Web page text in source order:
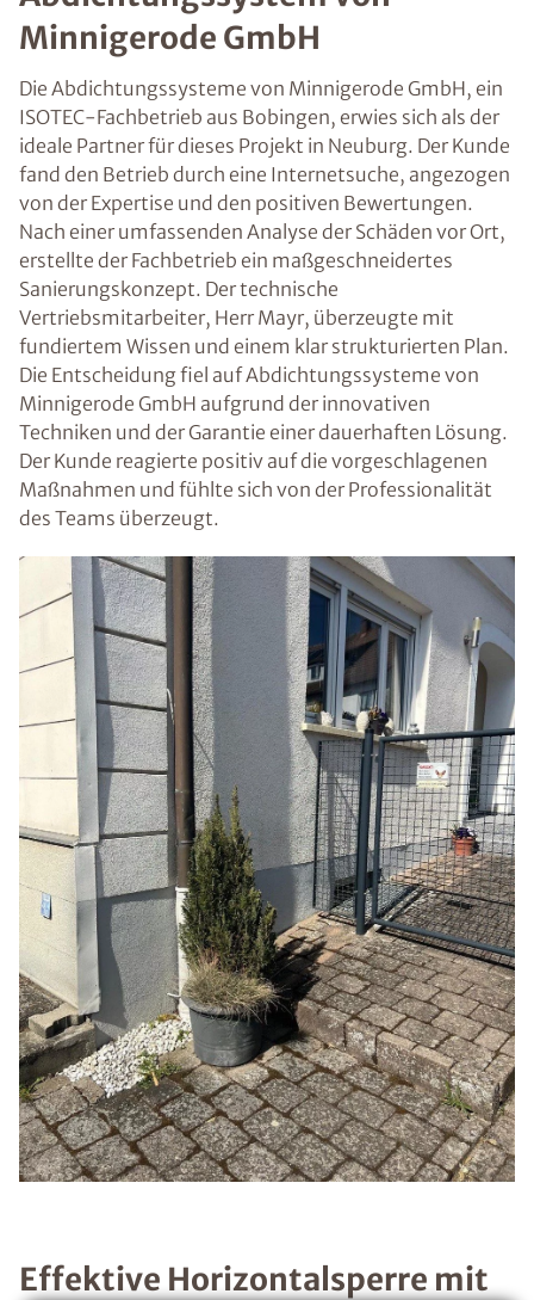
Minnigerode GmbH
Die Abdichtungssysteme von Minnigerode GmbH, ein
ISOTEC-Fachbetrieb aus Bobingen, erwies sich als der
ideale Partner für dieses Projekt in Neuburg. Der Kunde
fand den Betrieb durch eine Internetsuche, angezogen
von der Expertise und den positiven Bewertungen.
Nach einer umfassenden Analyse der Schäden vor Ort,
erstellte der Fachbetrieb ein maßgeschneidertes
Sanierungskonzept. Der technische
Vertriebsmitarbeiter, Herr Mayr, überzeugte mit
fundiertem Wissen und einem klar strukturierten Plan.
Die Entscheidung fiel auf Abdichtungssysteme von
Minnigerode GmbH aufgrund der innovativen
Techniken und der Garantie einer dauerhaften Lösung.
Der Kunde reagierte positiv auf die vorgeschlagenen
Maßnahmen und fühlte sich von der Professionalität
des Teams überzeugt.
Effektive Horizontalsperre mit